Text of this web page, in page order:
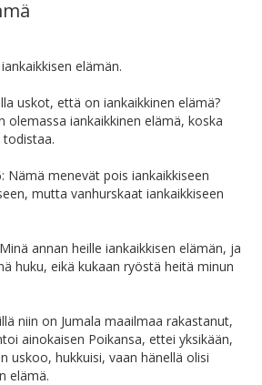
elämän.
uskot, että on iankaikkinen elämä?
olemassa iankaikkinen elämä, koska
todistaa.
Nämä menevät pois iankaikkiseen
mutta vanhurskaat iankaikkiseen
annan heille iankaikkisen elämän, ja
huku, eikä kukaan ryöstä heitä minun
niin on Jumala maailmaa rakastanut,
ainokaisen Poikansa, ettei yksikään,
uskoo, hukkuisi, vaan hänellä olisi
elämä.